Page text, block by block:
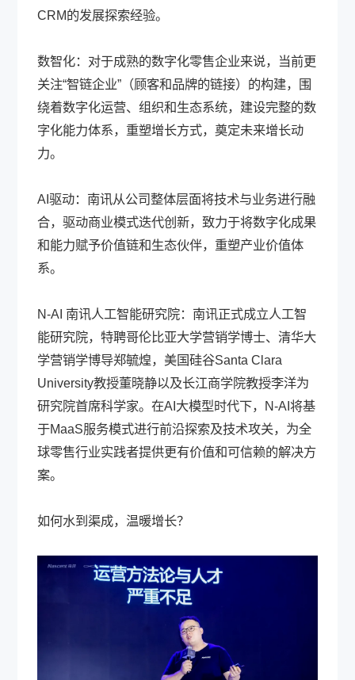
CRM的发展探索经验。
数智化：对于成熟的数字化零售企业来说，当前更
关注“智链企业”（顾客和品牌的链接）的构建，围
绕着数字化运营、组织和生态系统，建设完整的数
字化能力体系，重塑增长方式，奠定未来增长动
力。
AI驱动：南讯从公司整体层面将技术与业务进行融
合，驱动商业模式迭代创新，致力于将数字化成果
和能力赋予价值链和生态伙伴，重塑产业价值体
系。
N-AI 南讯人工智能研究院：南讯正式成立人工智
能研究院，特聘哥伦比亚大学营销学博士、清华大
学营销学博导郑毓煌，美国硅谷Santa Clara
University教授董晓静以及长江商学院教授李洋为
研究院首席科学家。在AI大模型时代下，N-AI将基
于MaaS服务模式进行前沿探索及技术攻关，为全
球零售行业实践者提供更有价值和可信赖的解决方
案。
如何水到渠成，温暖增长？